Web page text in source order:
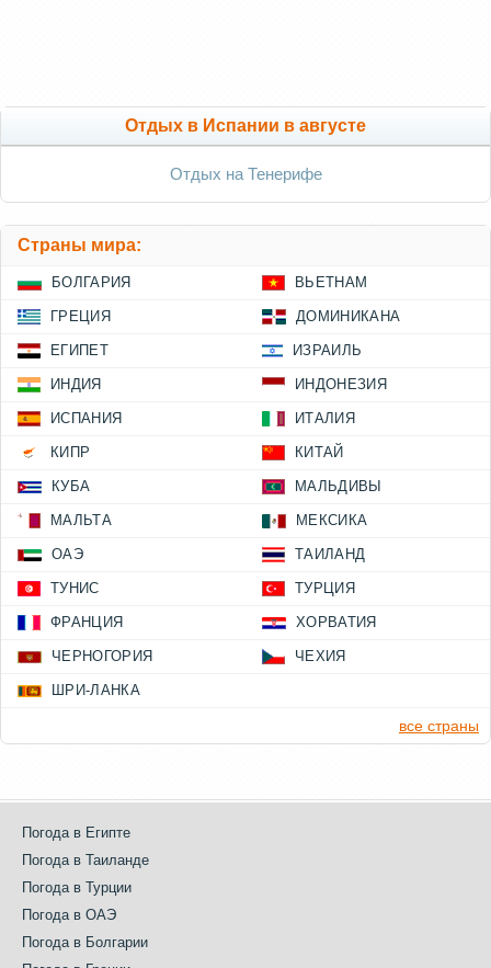
Отдых в Испании в августе
Отдых на Тенерифе
Страны мира:
БОЛГАРИЯ ВЬЕТНАМ
ГРЕЦИЯ ДОМИНИКАНА
ЕГИПЕТ ИЗРАИЛЬ
ИНДИЯ ИНДОНЕЗИЯ
ИСПАНИЯ ИТАЛИЯ
КИПР КИТАЙ
КУБА МАЛЬДИВЫ
МАЛЬТА МЕКСИКА
ОАЭ ТАИЛАНД
ТУНИС ТУРЦИЯ
ФРАНЦИЯ ХОРВАТИЯ
ЧЕРНОГОРИЯ ЧЕХИЯ
ШРИ-ЛАНКА
все страны
Погода в Египте
Погода в Таиланде
Погода в Турции
Погода в ОАЭ
Погода в Болгарии